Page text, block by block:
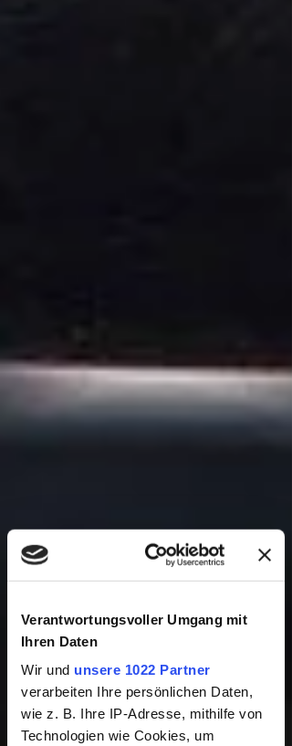
Verantwortungsvoller Umgang mit
Ihren Daten
Wir und unsere 1022 Partner
verarbeiten Ihre persönlichen Daten,
wie z. B. Ihre IP-Adresse, mithilfe von
Technologien wie Cookies, um